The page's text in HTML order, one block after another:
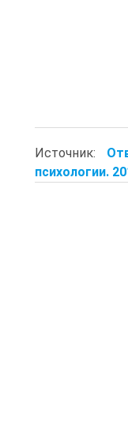
Источник:
психологии.